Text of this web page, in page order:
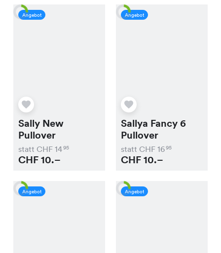
Angebot
Sally New
Pullover
statt CHF 1495
CHF10.–
Angebot
Sallya Fancy 6
Pullover
statt CHF 1695
CHF10.–
Angebot Angebot